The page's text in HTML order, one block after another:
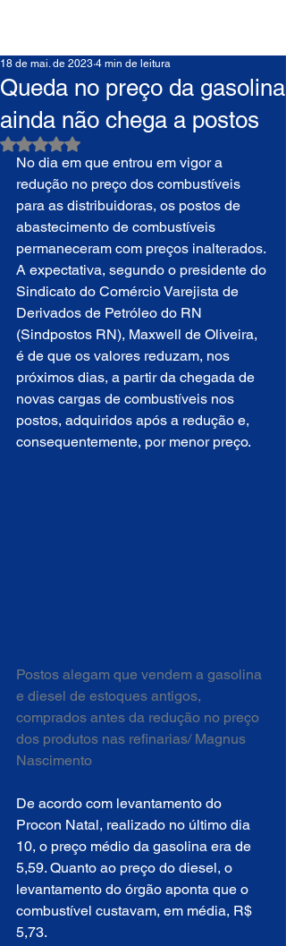
Queda no preço da gasolina
ainda não chega a postos
18 de mai. de 2023 4 min de leitura
Avaliado com NaN de 5 estrelas.
No dia em que entrou em vigor a
redução no preço dos combustíveis
para as distribuidoras, os postos de
abastecimento de combustíveis
permaneceram com preços inalterados.
A expectativa, segundo o presidente do
Sindicato do Comércio Varejista de
Derivados de Petróleo do RN
(Sindpostos RN), Maxwell de Oliveira,
é de que os valores reduzam, nos
próximos dias, a partir da chegada de
novas cargas de combustíveis nos
postos, adquiridos após a redução e,
consequentemente, por menor preço.
Postos alegam que vendem a gasolina
e diesel de estoques antigos,
comprados antes da redução no preço
dos produtos nas refinarias/ Magnus
Nascimento
De acordo com levantamento do
Procon Natal, realizado no último dia
10, o preço médio da gasolina era de
5,59. Quanto ao preço do diesel, o
levantamento do órgão aponta que o
combustível custavam, em média, R$
5,73.